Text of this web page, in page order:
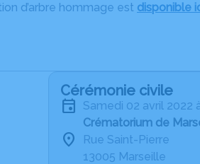
d’arbre hommage est disponible
Cérémonie civile
samedi 02 avril 2022
Crématorium de
Rue Saint-Pierre
13005 Marseille